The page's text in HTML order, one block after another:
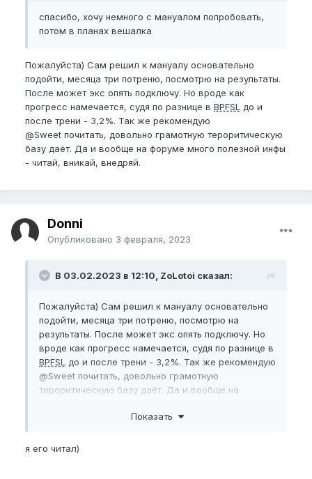
спасибо, хочу немного с мануалом попробовать,
потом в планах вешалка
Пожалуйста) Сам решил к мануалу основательно
подойти, месяца три потреню, посмотрю на результаты.
После может экс опять подключу. Но вроде как
прогресс намечается, судя по разнице в BPFSL
до и
после трени - 3,2%. Так же рекомендую
@Sweet почитать, довольно грамотную тероритическую
базу даёт. Да и вообще на форуме много полезной инфы
- читай, вникай, внедряй.
Donni
Опубликовано 3 февраля, 2023
В 03.02.2023 в 12:10, ZoLotoi сказал:
Пожалуйста) Сам решил к мануалу основательно
подойти, месяца три потреню, посмотрю на
результаты. После может экс опять подключу. Но
вроде как прогресс намечается, судя по разнице в
BPFSL
до и после трени - 3,2%. Так же рекомендую
@Sweet почитать, довольно грамотную
тероритическую базу даёт. Да и вообще на
Показать
я его читал)